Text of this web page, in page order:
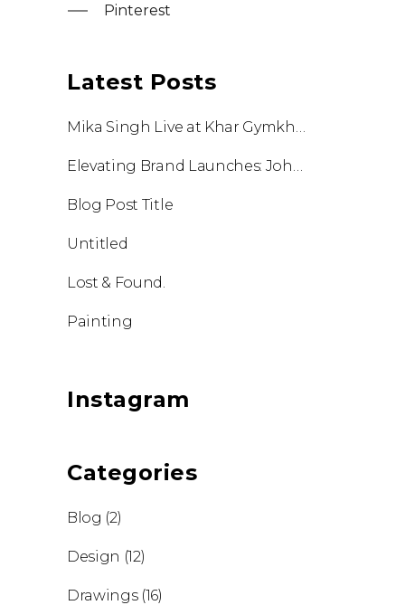
Pinterest
Latest Posts
Blog Post Title
Untitled
Lost & Found.
Painting
Instagram
Categories
Blog (2)
Design (12)
Drawings(16)